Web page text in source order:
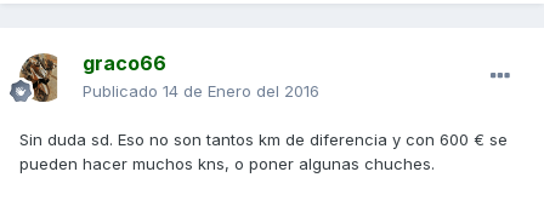
graco66
Publicado 14 de Enero del 2016
Sin duda sd. Eso no son tantos km de diferencia y con 600 € se
pueden hacer muchos kns, o poner algunas chuches.